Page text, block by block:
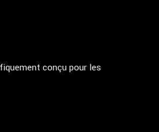
conçu pour les